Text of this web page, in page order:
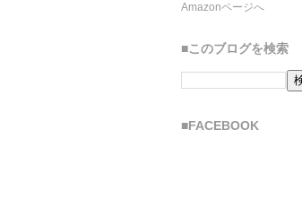
Amazonページへ
■このブログを検索
■FACEBOOK